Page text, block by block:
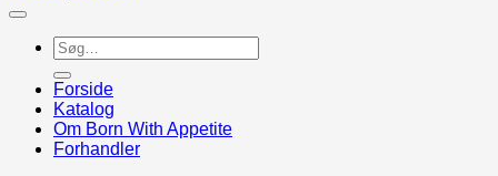
Søg
efter:
Forside
Katalog
Om Born With Appetite
Forhandler